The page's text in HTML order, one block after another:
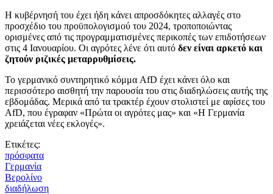
Η κυβέρνησή του έχει ήδη κάνει απροσδόκητες αλλαγές στο
προσχέδιο του προϋπολογισμού του 2024, τροποποιώντας
ορισμένες από τις προγραμματισμένες περικοπές των επιδοτήσεων
στις 4 Ιανουαρίου. Οι αγρότες λένε ότι αυτό δεν είναι αρκετό και
ζητούν ριζικές μεταρρυθμίσεις.
Το γερμανικό συντηρητικό κόμμα AfD έχει κάνει όλο και
περισσότερο αισθητή την παρουσία του στις διαδηλώσεις αυτής της
εβδομάδας. Μερικά από τα τρακτέρ έχουν στολιστεί με αφίσες του
AfD, που έγραφαν «Πρώτα οι αγρότες μας» και «Η Γερμανία
χρειάζεται νέες εκλογές».
Ετικέτες:
πρόσφατα
Γερμανία
Βερολίνο
διαδήλωση